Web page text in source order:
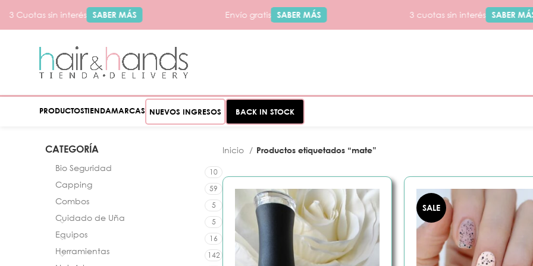
sin interés SABER MÁS Envío gratis SABER MÁS 3 cuotas sin interés SABER MÁS
PRODUCTOSTIENDAMARCAS NUEVOS INGRESOS BACK IN STOCK
CATEGORÍA
Bio Seguridad 10
Capping 59
Combos 5
Cuidado de Uña 5
Equipos 16
Herramientas 142
Inicio Productos etiquetados “mate”
SALE